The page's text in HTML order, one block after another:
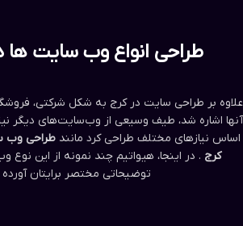
طراحی انواع وب سایت ها
علاوه بر طراحی سایت در کرج به شکل شرکتی،
آنها اشاره شد، طیف وسیعی از وب‌سایت‌های دیگر
اساس نیازهای مختلف طراحی کرد مانند طراحی وب
کرج . در اینجا، هیواتیم چند نمونه از این نوع
توضیحاتی مختصر برایتان